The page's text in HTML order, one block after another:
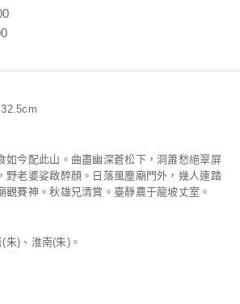
如今配此山。曲盡幽深蒼松下，洞蕭愁絕翠屏
野老婆娑啟醉顏。日落風塵廟門外，幾人連踏
觀賽神。秋雄兄清賞。臺靜農于龍坡丈室。
朱)、淮南(朱)。